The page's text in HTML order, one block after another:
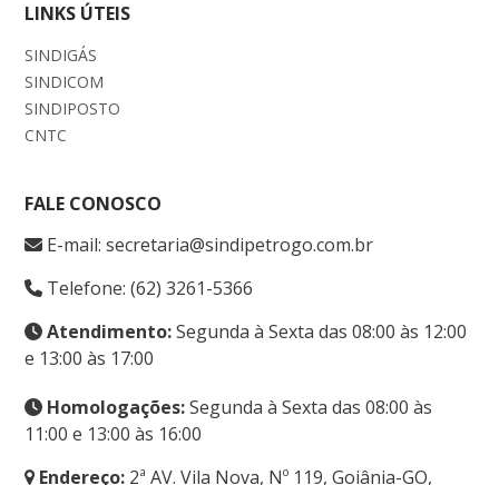
LINKS ÚTEIS
SINDIGÁS
SINDICOM
SINDIPOSTO
CNTC
FALE CONOSCO
E-mail: secretaria@sindipetrogo.com.br
Telefone: (62) 3261-5366
Atendimento:Segunda à Sexta das 08:00 às 12:00
e 13:00 às 17:00
Homologações:Segunda à Sexta das 08:00 às
11:00 e 13:00 às 16:00
Endereço: 2ª AV. Vila Nova, Nº 119, Goiânia-GO,